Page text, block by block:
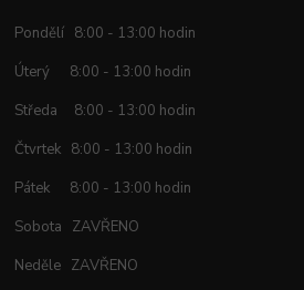
Pondělí 8:00 - 13:00 hodin
Úterý 8:00 - 13:00 hodin
Středa 8:00 - 13:00 hodin
Čtvrtek 8:00 - 13:00 hodin
Pátek 8:00 - 13:00 hodin
Sobota ZAVŘENO
Neděle ZAVŘENO